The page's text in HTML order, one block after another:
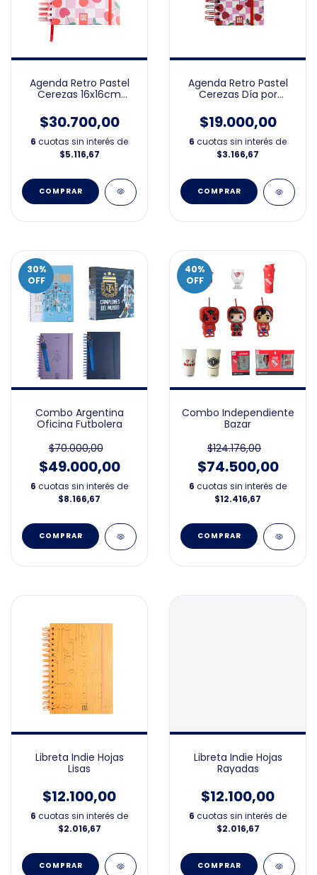
Agenda Retro Pastel
Cerezas 16x16cm
$30.700,00
6 cuotas sin interés de
$5.116,67
Agenda Retro Pastel
Cerezas Día por
$19.000,00
6 cuotas sin interés de
$3.166,67
30%
OFF
Combo Argentina
Oficina Futbolera
$70.000,00
$49.000,00
6 cuotas sin interés de
$8.166,67
40%
OFF
Combo Independiente
Bazar
$124.176,00
$74.500,00
6 cuotas sin interés de
$12.416,67
Libreta Indie Hojas
Lisas
$12.100,00
6 cuotas sin interés de
$2.016,67
Libreta Indie Hojas
Rayadas
$12.100,00
6 cuotas sin interés de
$2.016,67